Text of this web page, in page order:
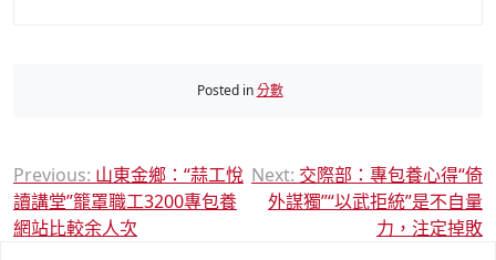
Posted in分數
文
章
導
Previous: 山東金鄉：“蒜工悅
讀講堂”籠罩職工3200專包養
網站比較余人次
Next: 交際部：專包養心得“倚
外謀獨”“以武拒統”是不自量
力，注定掉敗